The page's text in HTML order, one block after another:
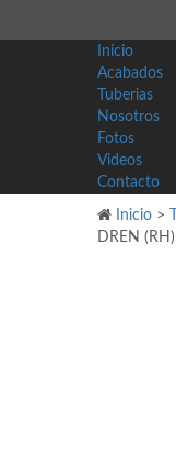
Inicio
Acabados
Tuberias
Nosotros
Fotos
Videos
Contacto
Inicio >
DREN (RH)